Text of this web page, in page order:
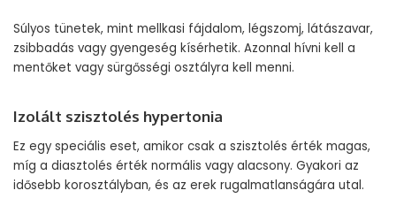
Súlyos tünetek, mint mellkasi fájdalom, légszomj, látászavar,
zsibbadás vagy gyengeség kísérhetik. Azonnal hívni kell a
mentőket vagy sürgősségi osztályra kell menni.
Izolált szisztolés hypertonia
Ez egy speciális eset, amikor csak a szisztolés érték magas,
míg a diasztolés érték normális vagy alacsony. Gyakori az
idősebb korosztályban, és az erek rugalmatlanságára utal.